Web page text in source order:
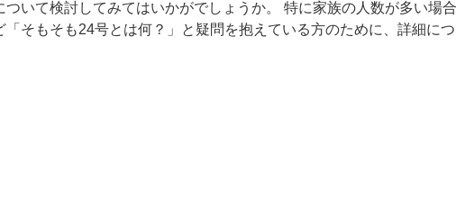
いて検討してみてはいかがでしょうか。 特に家族の人数が多い場
そもそも24号とは何？」と疑問を抱えている方のために、詳細に